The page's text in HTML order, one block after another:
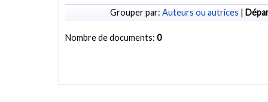
Grouper par: Auteurs ou autrices |
Nombre de documents: 0